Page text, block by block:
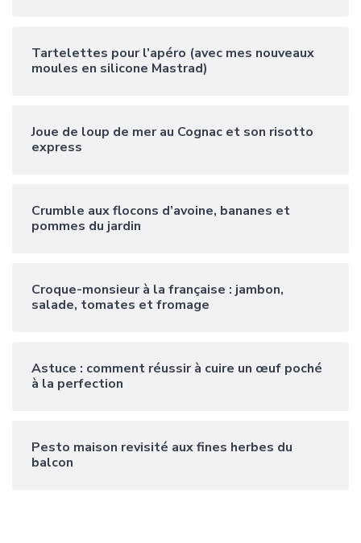
Tartelettes pour l’apéro (avec mes nouveaux
moules en silicone Mastrad)
Joue de loup de mer au Cognac et son risotto
express
Crumble aux flocons d’avoine, bananes et
pommes du jardin
Croque-monsieur à la française : jambon,
salade, tomates et fromage
Astuce : comment réussir à cuire un œuf poché
à la perfection
Pesto maison revisité aux fines herbes du
balcon